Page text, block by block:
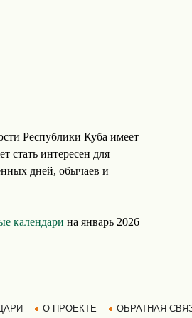
Республики Куба имеет
стать интересен для
дней, обычаев и
календари на январь 2026
О ПРОЕКТЕ ОБРАТНАЯ